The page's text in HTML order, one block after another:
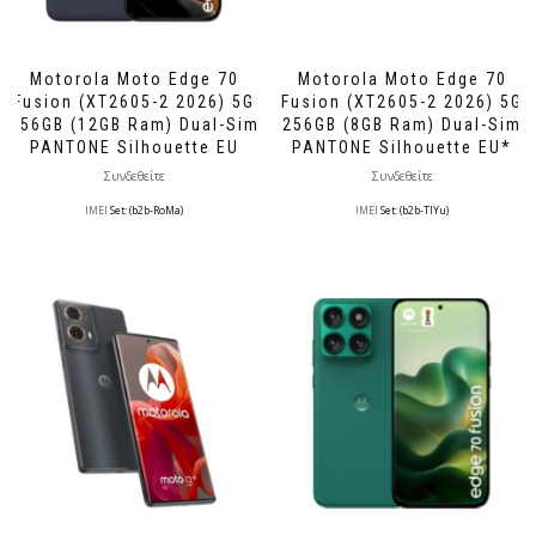
Motorola Moto Edge 70
Fusion (XT2605-2 2026) 5G
256GB (12GB Ram) Dual-Sim
PANTONE Silhouette EU
Συνδεθείτε
IMEI Set: (b2b-RoMa)
Motorola Moto Edge 70
Fusion (XT2605-2 2026) 5G
256GB (8GB Ram) Dual-Sim
PANTONE Silhouette EU*
Συνδεθείτε
IMEI Set: (b2b-TlYu)